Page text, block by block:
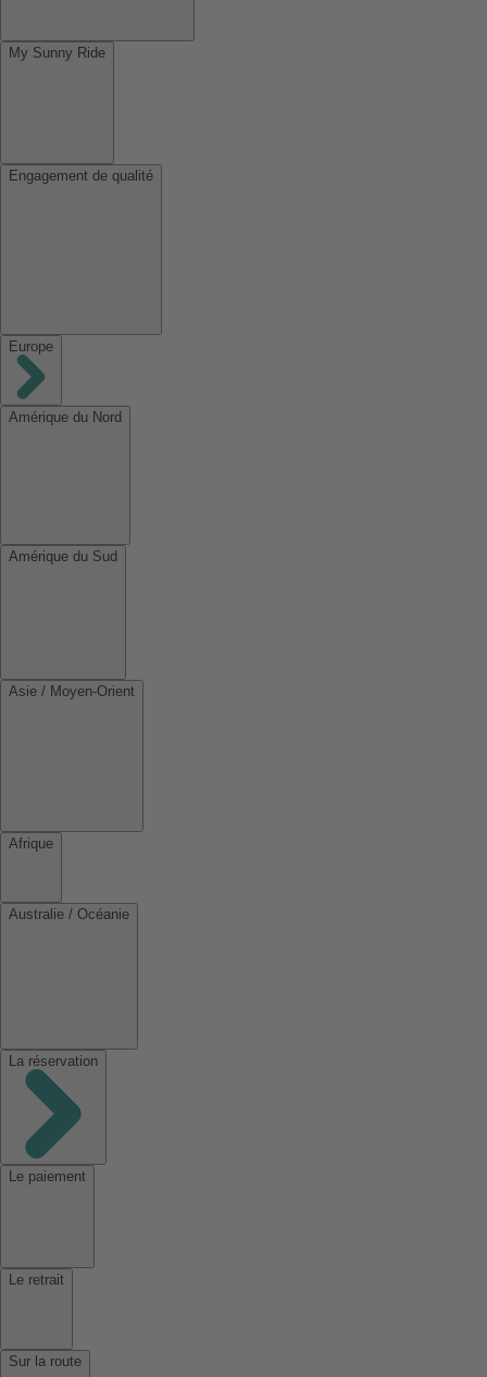
My Sunny Ride
Engagement de qualité
Europe
Amérique du Nord
Amérique du Sud
Asie / Moyen-Orient
Afrique
Australie / Océanie
La réservation
Le paiement
Le retrait
Sur la route